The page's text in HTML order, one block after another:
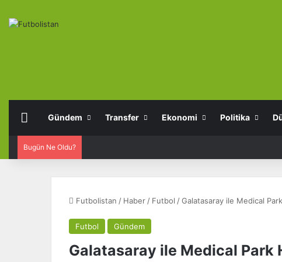
Anasayfa
Gündem Transfer Ekonomi Politika
Bugün Ne Oldu?
Futbolistan / Haber / Futbol /Galatasaray ile Medical
Futbol Gündem
Galatasaray ile Medical